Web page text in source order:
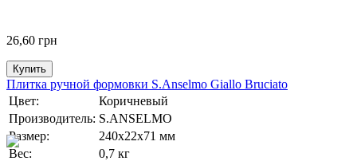
26,60 грн
Купить
Плитка ручной формовки S.Anselmo Giallo Bruciato
Цвет:
Коричневый
Производитель: S.ANSELMO
Размер:
240х22х71 мм
Вес:
0,7 кг